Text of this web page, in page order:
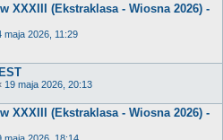
XXXIII (Ekstraklasa - Wiosna 2026) -
maja 2026, 11:29
19 maja 2026, 20:13
XXXIII (Ekstraklasa - Wiosna 2026) -